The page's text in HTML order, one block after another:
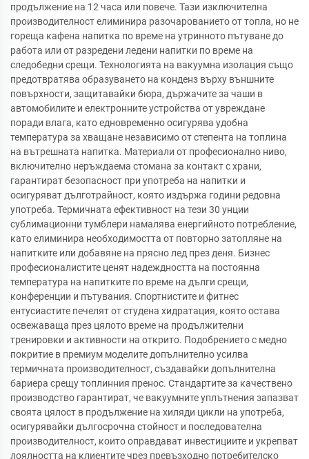
продължение на 12 часа или повече. Тази изключителна
производителност елиминира разочарованието от топла, но не
гореща кафена напитка по време на утринното пътуване до
работа или от разредени ледени напитки по време на
следобедни срещи. Технологията на вакуумна изолация също
предотвратява образуването на конденз върху външните
повърхности, защитавайки бюра, държачите за чаши в
автомобилите и електронните устройства от увреждане
поради влага, като едновременно осигурява удобна
температура за хващане независимо от степента на топлина
на вътрешната напитка. Материали от професионално ниво,
включително неръждаема стомана за контакт с храни,
гарантират безопасност при употреба на напитки и
осигуряват дълготрайност, която издържа години редовна
употреба. Термичната ефективност на тези 30 унции
сублимационни тумблери намалява енергийното потребление,
като елиминира необходимостта от повторно затопляне на
напитките или добавяне на прясно лед през деня. Бизнес
професионалистите ценят надеждността на постоянна
температура на напитките по време на дълги срещи,
конференции и пътувания. Спортнистите и фитнес
ентусиастите печелят от студена хидратация, която остава
освежаваща през цялото време на продължителни
тренировки и активности на открито. Подобрението с медно
покритие в премиум моделите допълнително усилва
термичната производителност, създавайки допълнителна
бариера срещу топлинния пренос. Стандартите за качествено
производство гарантират, че вакуумните уплътнения запазват
своята цялост в продължение на хиляди цикли на употреба,
осигурявайки дългосрочна стойност и последователна
производителност, които оправдават инвестициите и укрепват
лоялността на клиентите чрез превъзходно потребителско